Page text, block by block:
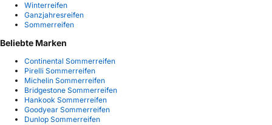
Winterreifen
Ganzjahresreifen
Sommerreifen
Beliebte Marken
Continental Sommerreifen
Pirelli Sommerreifen
Michelin Sommerreifen
Bridgestone Sommerreifen
Hankook Sommerreifen
Goodyear Sommerreifen
Dunlop Sommerreifen